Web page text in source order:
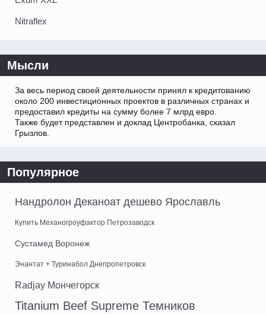
Nitraflex
Мысли
За весь период своей деятельности принял к кредитованию
около 200 инвестиционных проектов в различных странах и
предоставил кредиты на сумму более 7 млрд евро.
Также будет представлен и доклад Центробанка, сказал
Грызлов.
Популярное
Нандролон Деканоат дешево Ярославль
Купить Механогроуфактор Петрозаводск
Сустамед Воронеж
Энантат + Туринабол Днепропетровск
Radjay Мончегорск
Titanium Beef Supreme Темников